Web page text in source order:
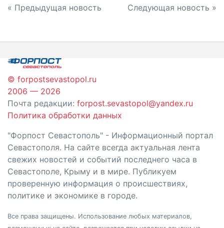
Навигация
записям
« Предыдущая новость Следующая новость »
© forpostsevastopol.ru
2006 — 2026
Почта редакции: forpost.sevastopol@yandex.ru
Политика обработки данных
"Форпост Севастополь" - Информационный портал
Севастополя. На сайте всегда актуальная лента
свежих новостей и событий последнего часа в
Севастополе, Крыму и в мире. Публикуем
проверенную информация о происшествиях,
политике и экономике в городе.
Все права защищены. Использование любых материалов,